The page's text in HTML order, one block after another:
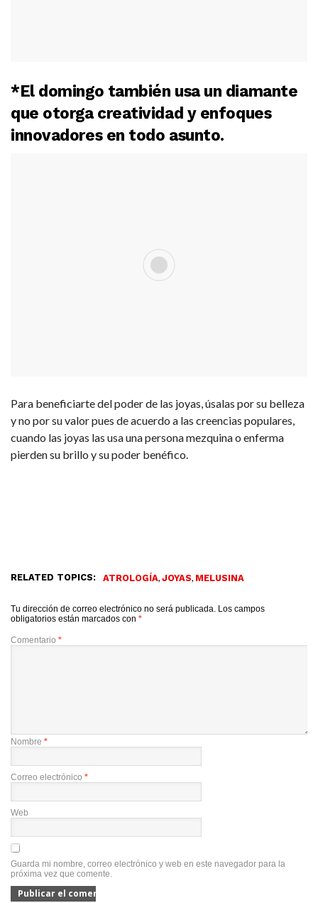
*El domingo también usa un diamante
que otorga creatividad y enfoques
innovadores en todo asunto.
Para beneficiarte del poder de las joyas, úsalas por su belleza
y no por su valor pues de acuerdo a las creencias populares,
cuando las joyas las usa una persona mezquina o enferma
pierden su brillo y su poder benéfico.
RELATED TOPICS: ATROLOGÍA, JOYAS, MELUSINA
Tu dirección de correo electrónico no será publicada. Los campos
obligatorios están marcados con *
Comentario *
Nombre *
Correo electrónico *
Web
Guarda mi nombre, correo electrónico y web en este navegador para la
próxima vez que comente.